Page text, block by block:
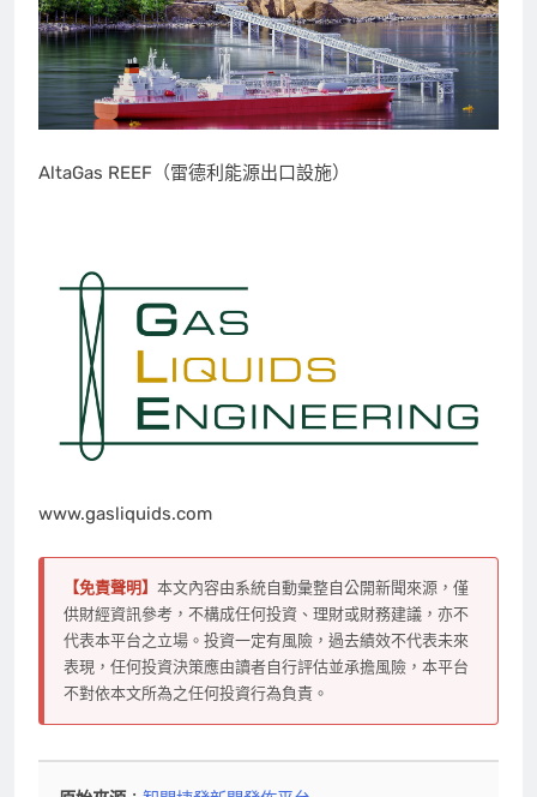
AltaGas REEF（雷德利能源出口設施）
www.gasliquids.com
【免責聲明】 本文內容由系統自動彙整自公開新聞來源，僅
供財經資訊參考，不構成任何投資、理財或財務建議，亦不
代表本平台之立場。投資一定有風險，過去績效不代表未來
表現，任何投資決策應由讀者自行評估並承擔風險，本平台
不對依本文所為之任何投資行為負責。